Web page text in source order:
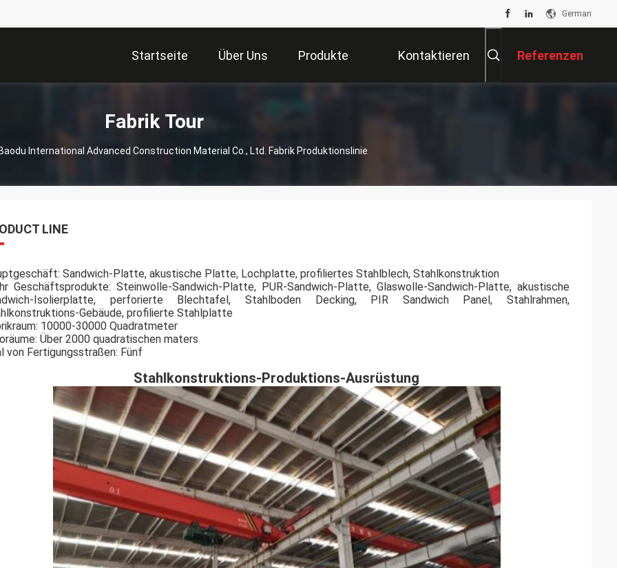
German
Startseite Über Uns Produkte Kontaktieren Referenzen
Fabrik Tour
International Advanced Construction Material Co., Ltd. Fabrik Produktionslinie
LINE
Sandwich-Platte, akustische Platte, Lochplatte, profiliertes Stahlblech, Stahlkonstruktion
Geschäftsprodukte: Steinwolle-Sandwich-Platte, PUR-Sandwich-Platte, Glaswolle-Sandwich-Platte, akustische
Isolierplatte, perforierte Blechtafel, Stahlboden Decking, PIR Sandwich Panel, Stahlrahmen,
Gebäude, profilierte Stahlplatte
10000-30000 Quadratmeter
Über 2000 quadratischen maters
von Fertigungsstraßen: Fünf
Stahlkonstruktions-Produktions-Ausrüstung